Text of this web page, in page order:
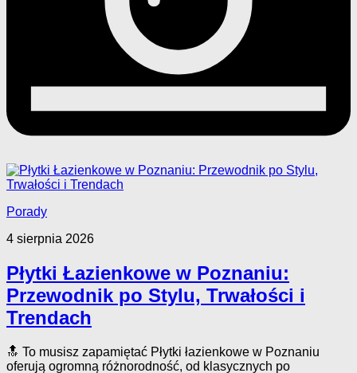
Porady
4 sierpnia 2026
Płytki Łazienkowe w Poznaniu:
Przewodnik po Stylu, Trwałości i
Trendach
🔝 To musisz zapamiętać Płytki łazienkowe w Poznaniu
oferują ogromną różnorodność, od klasycznych po